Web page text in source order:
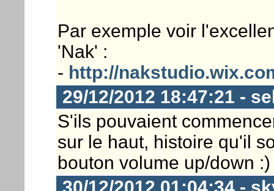
Par exemple voir
'Nak' :
- http://
29/12/2012 18:47:21 -
S'ils pouvaient
sur le haut, histoire qu'il
bouton volume up/down :)
30/12/2012 01:04:34 -